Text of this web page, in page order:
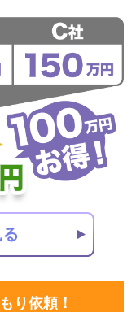
り依頼！